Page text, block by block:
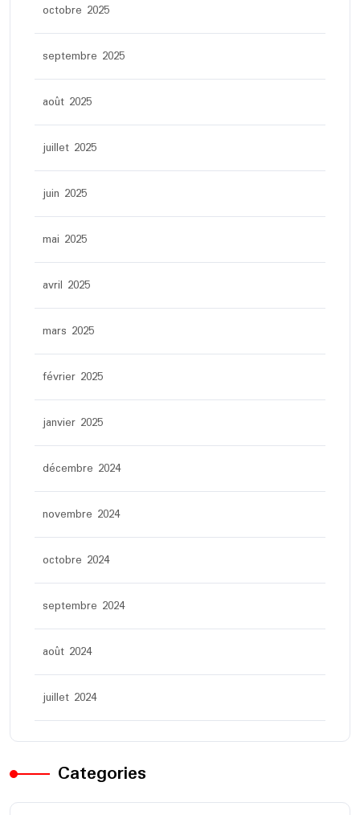
octobre 2025
septembre 2025
août 2025
juillet 2025
juin 2025
mai 2025
avril 2025
mars 2025
février 2025
janvier 2025
décembre 2024
novembre 2024
octobre 2024
septembre 2024
août 2024
juillet 2024
Categories